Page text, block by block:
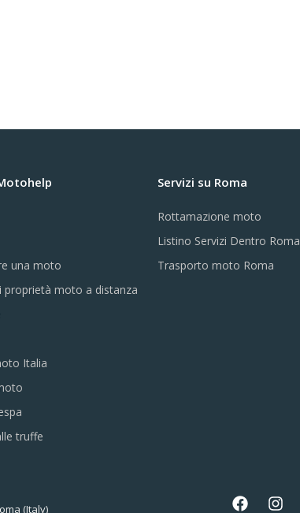
una moto
proprietà moto a distanza
Italia
truffe
Servizi su Roma
Rottamazione moto
Listino Servizi Dentro Roma
Trasporto moto Roma
(Italy)